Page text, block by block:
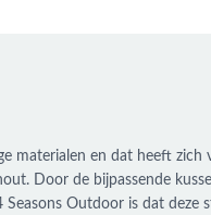
en dat heeft
Door de bijpassende
Outdoor is dat